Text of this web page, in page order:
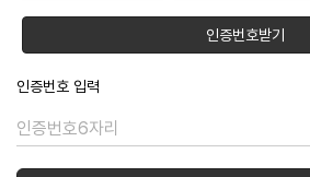
인증번호받기
인증번호 입력